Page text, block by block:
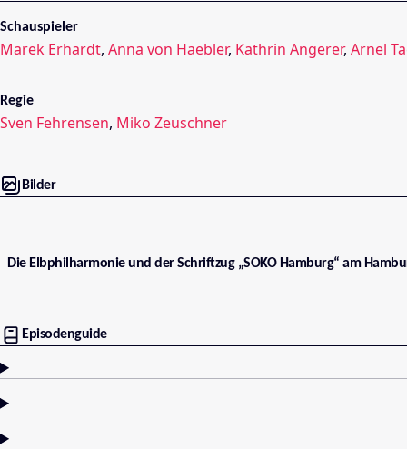
Schauspieler
Marek Erhardt, Anna von Haebler, Kathrin Angerer, Arnel
Regie
Sven Fehrensen, Miko Zeuschner
Bilder
Die Elbphilharmonie und der Schriftzug „SOKO Hamburg“ am
Episodenguide